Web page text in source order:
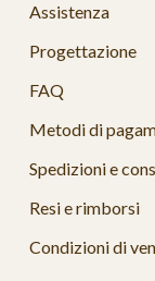
Assistenza
Progettazione
FAQ
Metodi di
Spedizioni e
Resi e rimborsi
Condizioni di